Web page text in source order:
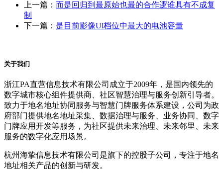
上一篇： 而是回归到最原始也最的合作逻谁具有不成复
制
下一篇： 是目前影像Ul档位中最大的电池容量
关于我们
浙江PA直营信息技术有限公司成立于2009年，是国内领先的
数字城市核心组件提供商、社区智慧治理与服务创新引导者。
致力于地名地址协同服务与智慧门牌服务体系建设，公司为政
府部门提供地名地址采集、数据治理与服务、业务协同、数字
门牌应用开发等服务，为社区提供未来治理、未来邻里、未来
服务的数字化应用场景。
杭州海挚信息技术有限公司是旗下的控股子公司，专注于地名
地址相关产品的创新与研发。